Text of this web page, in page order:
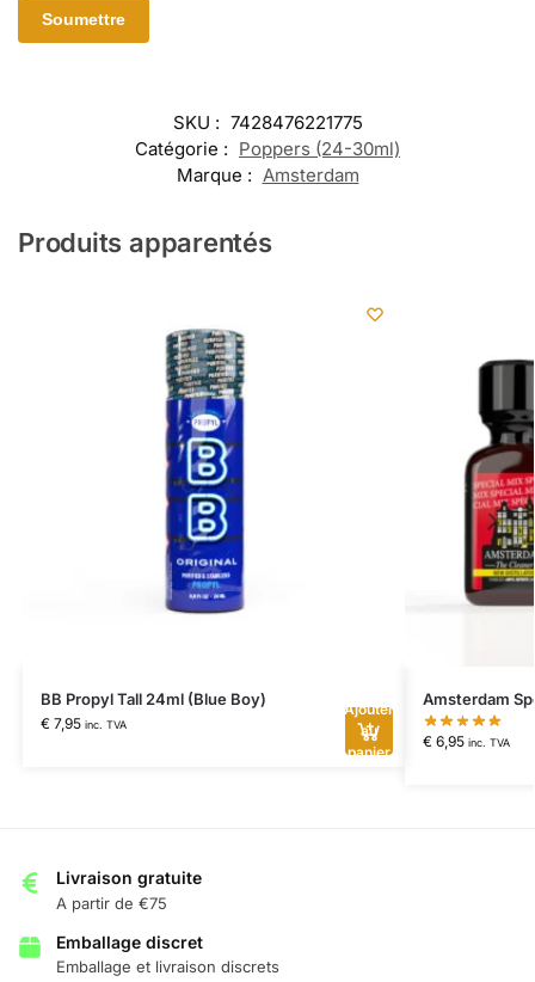
SKU : 7428476221775
Catégorie : Poppers (24-30ml)
Marque : Amsterdam
Produits apparentés
BB Propyl Tall 24ml (Blue Boy)
€7,95 inc. TVA
Ajouter
au
panier
Amsterdam
€6,95 inc. TVA
Livraison gratuite
A partir de €75
Emballage discret
Emballage et livraison discrets